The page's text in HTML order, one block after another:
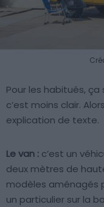
Pour les habitués, ça
c’est moins clair.
explication de texte.
Le van : c’est un
deux mètres de
modèles aménagés
un particulier sur la